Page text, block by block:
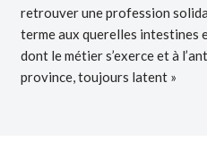
retrouver une profession
terme aux querelles intestines
dont le métier s’exerce et à
province, toujours latent »